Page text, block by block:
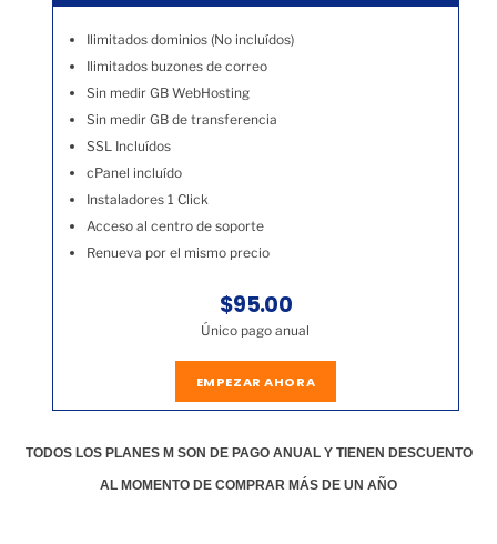
Ilimitados dominios (No incluídos)
Ilimitados buzones de correo
Sin medir GB WebHosting
Sin medir GB de transferencia
SSL Incluídos
cPanel incluído
Instaladores 1 Click
Acceso al centro de soporte
Renueva por el mismo precio
$95.00
Único pago anual
EMPEZAR AHORA
TODOS LOS PLANES M SON DE PAGO ANUAL Y TIENEN DESCUENTO
AL MOMENTO DE COMPRAR MÁS DE UN AÑO